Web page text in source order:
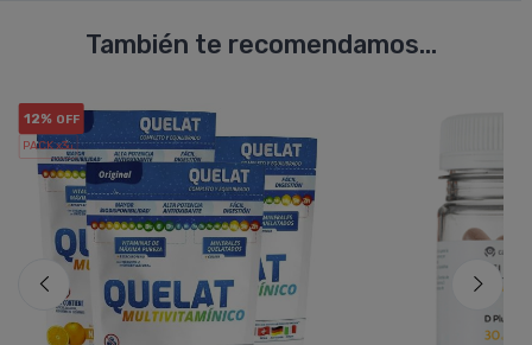
También te recomendamos...
12% OFF
PACK x3u.